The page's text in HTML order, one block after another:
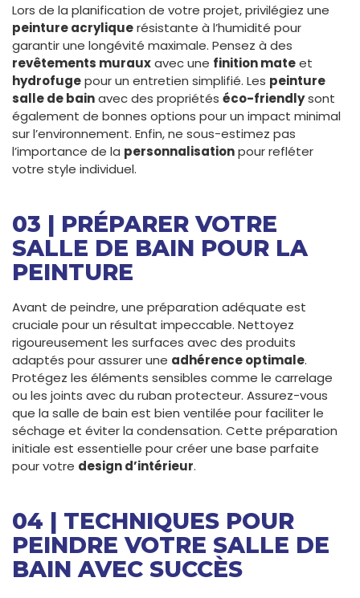
Lors de la planification de votre projet, privilégiez une
peinture acryliquerésistante à l’humidité pour
garantir une longévité maximale. Pensez à des
revêtements murauxavec une finition mateet
hydrofugepour un entretien simplifié. Les peinture
salle de bainavec des propriétés éco-friendlysont
également de bonnes options pour un impact minimal
sur l’environnement. Enfin, ne sous-estimez pas
l’importance de la personnalisationpour refléter
votre style individuel.
03 | PRÉPARER VOTRE
SALLE DE BAIN POUR LA
PEINTURE
Avant de peindre, une préparation adéquate est
cruciale pour un résultat impeccable. Nettoyez
rigoureusement les surfaces avec des produits
adaptés pour assurer une adhérence optimale.
Protégez les éléments sensibles comme le carrelage
ou les joints avec du ruban protecteur. Assurez-vous
que la salle de bain est bien ventilée pour faciliter le
séchage et éviter la condensation. Cette préparation
initiale est essentielle pour créer une base parfaite
pour votre design d’intérieur.
04 | TECHNIQUES POUR
PEINDRE VOTRE SALLE DE
BAIN AVEC SUCCÈS